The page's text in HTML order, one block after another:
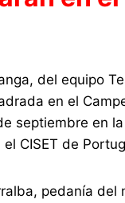
del equipo
en el
septiembre en
CISET de
pedanía